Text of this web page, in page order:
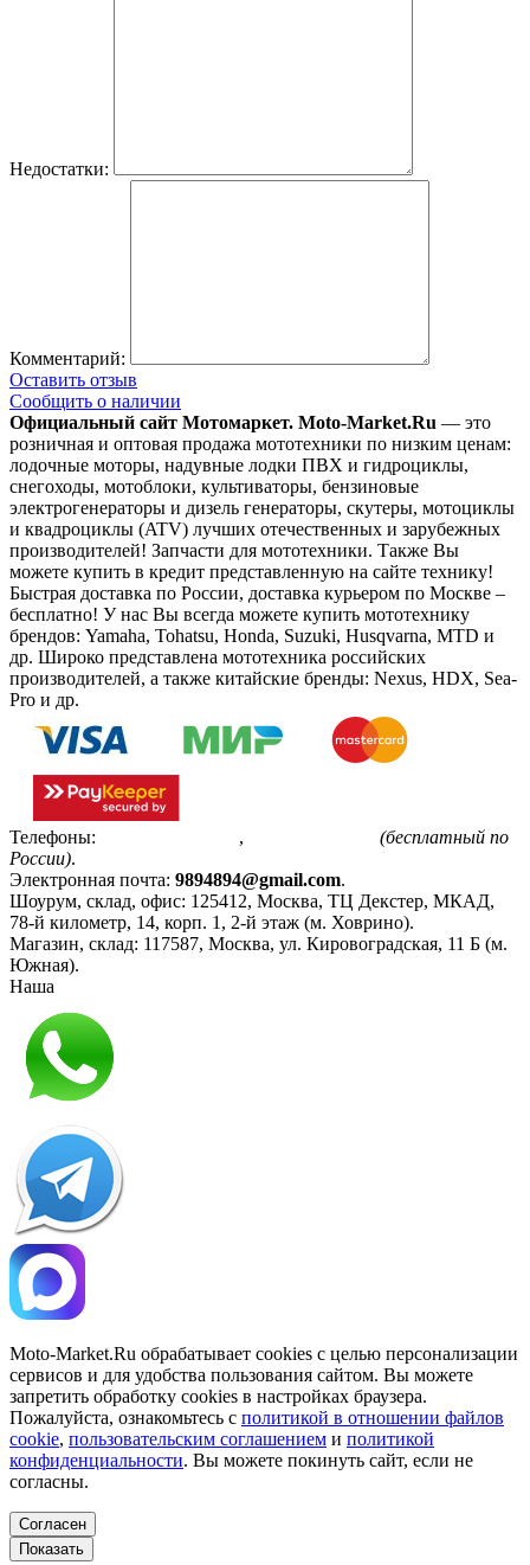
Недостатки:
Комментарий:
Оставить отзыв
Сообщить о наличии
Официальный сайт Мотомаркет. Moto-Market.Ru — это
розничная и оптовая продажа мототехники по низким ценам:
лодочные моторы, надувные лодки ПВХ и гидроциклы,
снегоходы, мотоблоки, культиваторы, бензиновые
электрогенераторы и дизель генераторы, скутеры, мотоциклы
и квадроциклы (ATV) лучших отечественных и зарубежных
производителей! Запчасти для мототехники. Также Вы
можете купить в кредит представленную на сайте технику!
Быстрая доставка по России, доставка курьером по Москве –
бесплатно! У нас Вы всегда можете купить мототехнику
брендов: Yamaha, Tohatsu, Honda, Suzuki, Husqvarna, MTD и
др. Широко представлена мототехника российских
производителей, а также китайские бренды: Nexus, HDX, Sea-
Pro и др.
Телефоны: ,
(бесплатный по
России).
Электронная почта: 9894894@gmail.com.
Шоурум, склад, офис: 125412, Москва, ТЦ Декстер, МКАД,
78-й километр, 14, корп. 1, 2-й этаж (м. Ховрино).
Магазин, склад: 117587, Москва, ул. Кировоградская, 11 Б (м.
Южная).
Наша
Moto-Market.Ru обрабатывает сookies с целью персонализации
сервисов и для удобства пользования сайтом. Вы можете
запретить обработку сookies в настройках браузера.
Пожалуйста, ознакомьтесь с политикой в отношении файлов
cookie, пользовательским соглашением и политикой
конфиденциальности. Вы можете покинуть сайт, если не
согласны.
Согласен
Показать